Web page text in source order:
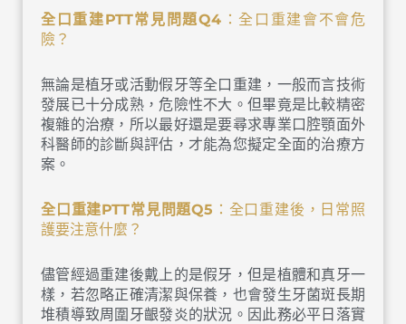
全口重建PTT常見問題Q4 ：全口重建會不會危
險？
無論是植牙或活動假牙等全口重建，一般而言技術
發展已十分成熟，危險性不大。但畢竟是比較精密
複雜的治療，所以最好還是要尋求專業口腔顎面外
科醫師的診斷與評估，才能為您擬定全面的治療方
案。
全口重建PTT常見問題Q5 ：全口重建後，日常照
護要注意什麼？
儘管經過重建後戴上的是假牙，但是植體和真牙一
樣，若忽略正確清潔與保養，也會發生牙菌斑長期
堆積導致周圍牙齦發炎的狀況。因此務必平日落實